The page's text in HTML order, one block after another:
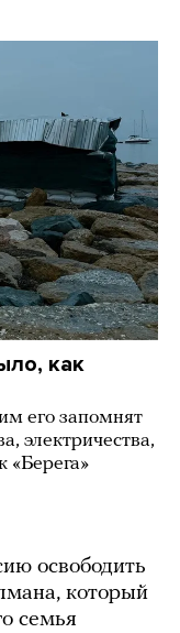
как
его запомнят
электричества,
«Берега»
освободить
который
семья